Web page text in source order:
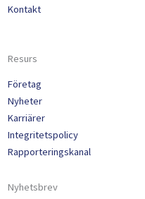
Kontakt
Resurs
Företag
Nyheter
Karriärer
Integritetspolicy
Rapporteringskanal
Nyhetsbrev